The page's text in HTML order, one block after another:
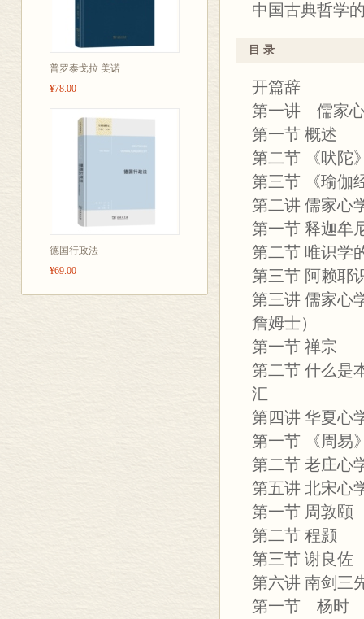
普罗泰戈拉 美诺
¥78.00
德国行政法
¥69.00
中国古典哲学
目 录
开篇辞
第一讲 儒家心
第一节 概述
第二节 《吠陀
第三节 《瑜伽
第二讲 儒家心
第一节 释迦牟
第二节 唯识学
第三节 阿赖耶
第三讲 儒家心
詹姆士）
第一节 禅宗
第二节 什么是
汇
第四讲 华夏心
第一节 《周易
第二节 老庄心
第五讲 北宋心
第一节 周敦颐
第二节 程颢
第三节 谢良佐
第六讲 南剑三
第一节 杨时